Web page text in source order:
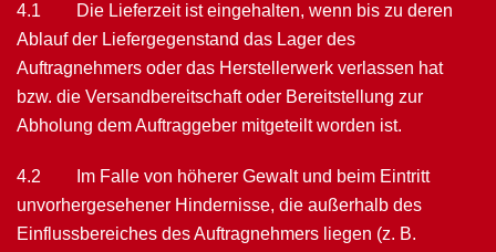
4.1 Die Lieferzeit ist eingehalten, wenn bis zu deren
Ablauf der Liefergegenstand das Lager des
Auftragnehmers oder das Herstellerwerk verlassen hat
bzw. die Ver­sandbereitschaft oder Bereitstellung zur
Abholung dem Auftraggeber mitgeteilt worden ist.
4.2 Im Falle von höherer Gewalt und beim Eintritt
unvorhergesehener Hindernisse, die außerhalb des
Einflussbereiches des Auftragnehmers liegen (z. B.